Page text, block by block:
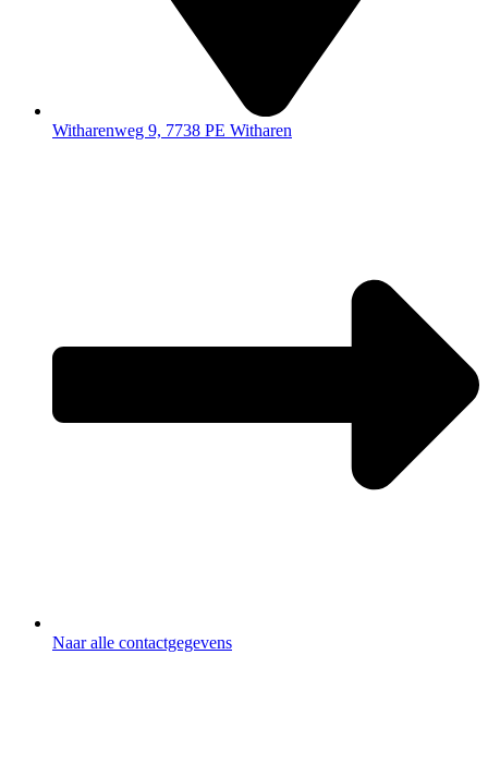
Witharenweg 9, 7738 PE Witharen
Naar alle contactgegevens